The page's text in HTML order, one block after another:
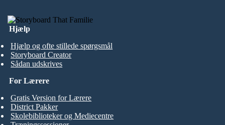
Hjælp
Hjælp og ofte stillede spørgsmål
Storyboard Creator
Sådan udskrives
For Lærere
Gratis Version for Lærere
District Pakker
Skolebiblioteker og Mediecentre